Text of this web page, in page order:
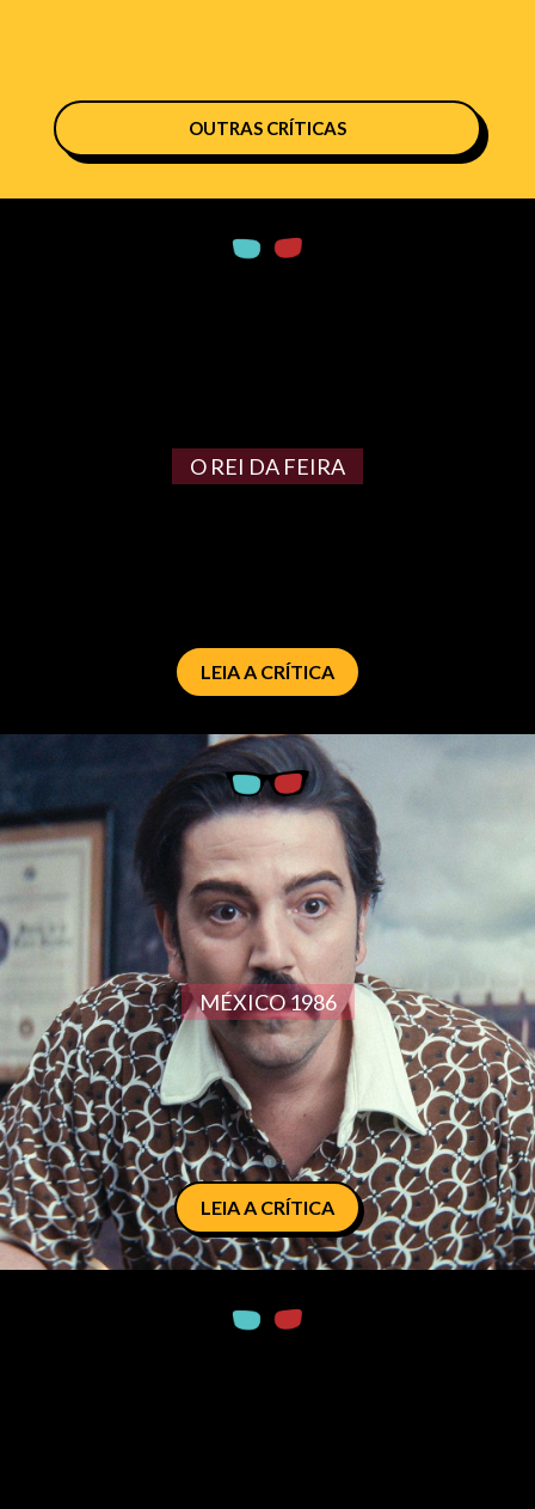
OUTRAS CRÍTICAS
O REI DA FEIRA
LEIA A CRÍTICA
MÉXICO 1986
LEIA A CRÍTICA